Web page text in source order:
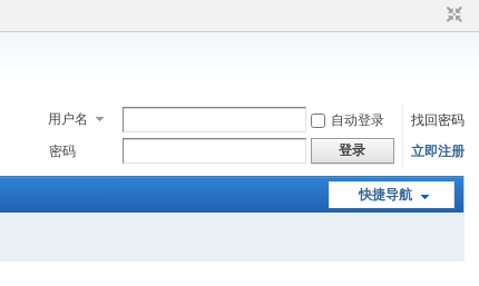
用户名 自动登录
找回密码
密码
登录 立即注册
快捷导航